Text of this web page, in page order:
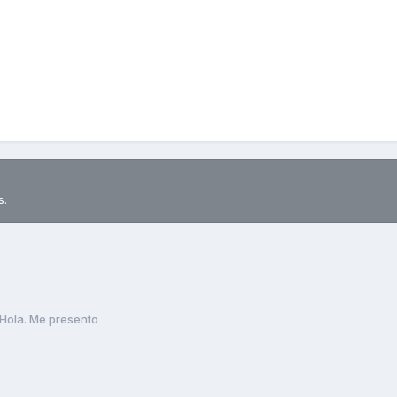
Hola. Me presento